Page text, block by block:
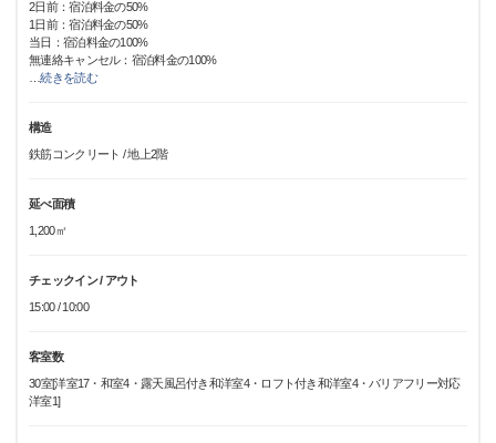
2日前：宿泊料金の50%
1日前：宿泊料金の50%
当日：宿泊料金の100%
無連絡キャンセル：宿泊料金の100%
…続きを読む
構造
鉄筋コンクリート / 地上2階
延べ面積
1,200㎡
チェックイン / アウト
15:00 / 10:00
客室数
30室[洋室17・和室4・露天風呂付き和洋室4・ロフト付き和洋室4・バリアフリー対応
洋室1]